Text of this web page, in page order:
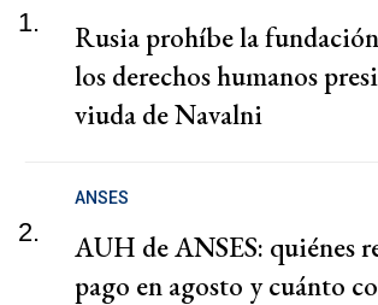
1.
Rusia prohíbe la
los derechos humanos
viuda de Navalni
2.
ANSES
AUH de ANSES: quiénes
pago en agosto y cuánto